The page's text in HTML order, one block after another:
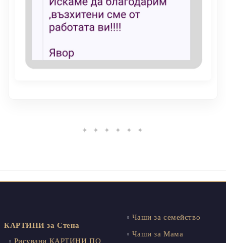
✦ ✦ ✦ ✦ ✦ ✦
КАРТИНИ за Стена
Рисувани КАРТИНИ ПО
Чаши за семейство
Чаши за Мама